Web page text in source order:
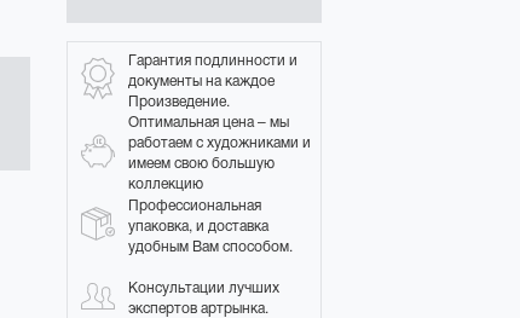
Гарантия подлинности и
документы на каждое
Произведение.
Оптимальная цена – мы
работаем с художниками и
имеем свою большую
коллекцию
Профессиональная
упаковка, и доставка
удобным Вам способом.
Консультации лучших
экспертов артрынка.